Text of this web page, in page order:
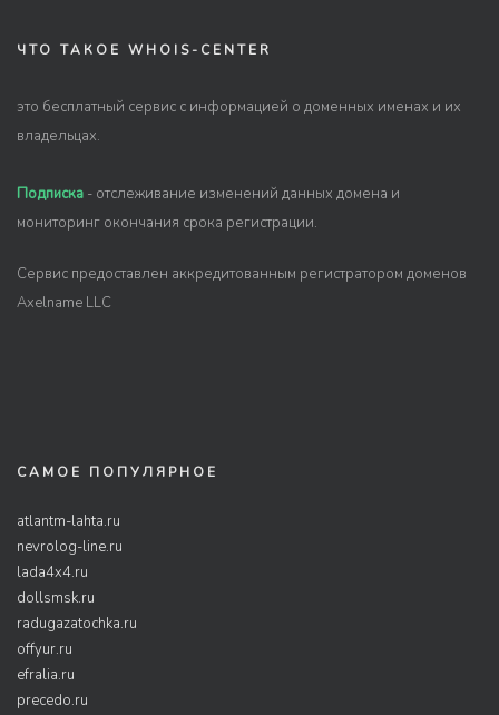
ЧТО ТАКОЕ WHOIS-CENTER
это бесплатный сервис с информацией о доменных именах и их
владельцах.
Подписка - отслеживание изменений данных домена и
мониторинг окончания срока регистрации.
Сервис предоставлен аккредитованным регистратором доменов
Axelname LLC
САМОЕ ПОПУЛЯРНОЕ
atlantm-lahta.ru
nevrolog-line.ru
lada4x4.ru
dollsmsk.ru
radugazatochka.ru
offyur.ru
efralia.ru
precedo.ru